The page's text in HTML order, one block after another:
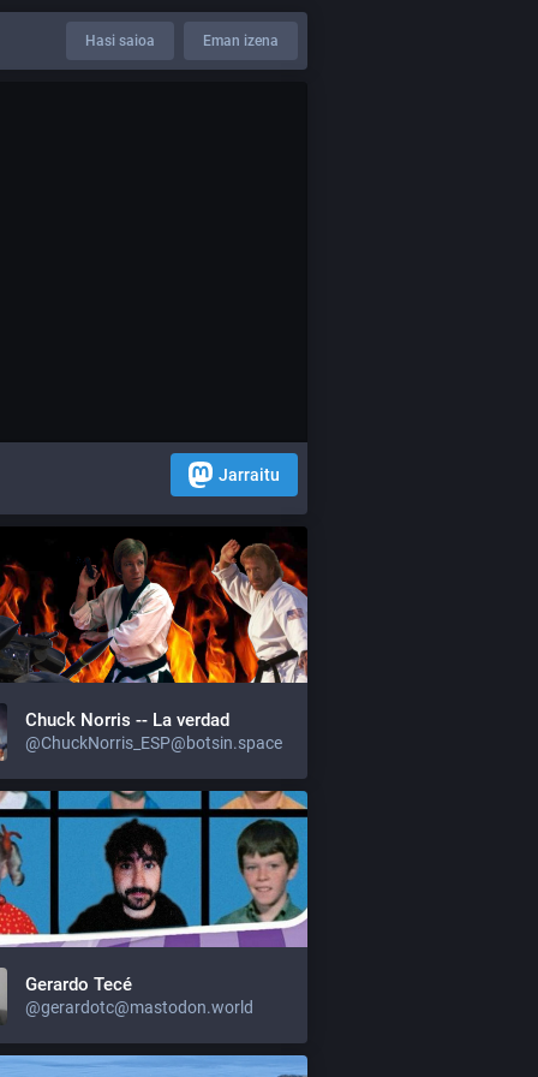
Hasi saioa Eman izena
Jarraitu
Chuck Norris -- La verdad
@ChuckNorris_ESP@botsin.space
Gerardo Tecé
@gerardotc@mastodon.world